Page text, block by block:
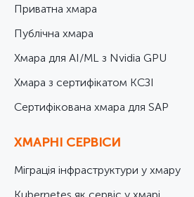
Приватна хмара
Публічна хмара
Хмара для AI/ML з Nvidia GPU
Хмара з сертифікатом КСЗІ
Cертифікована хмара для SAP
ХМАРНІ СЕРВІСИ
Міграція інфраструктури у хмару